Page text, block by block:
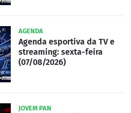
AGENDA
Agenda esportiva da TV e
streaming: sexta-feira
(07/08/2026)
JOVEM PAN